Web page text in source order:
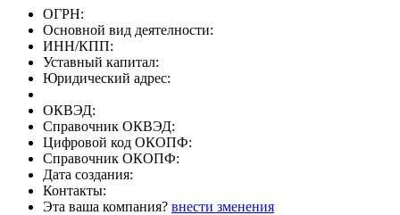
ОГРН:
Основной вид деятелности:
ИНН/КПП:
Уставный капитал:
Юридический адрес:
ОКВЭД:
Справочник ОКВЭД:
Цифровой код ОКОПФ:
Справочник ОКОПФ:
Дата создания:
Контакты:
Эта ваша компания? внести зменения